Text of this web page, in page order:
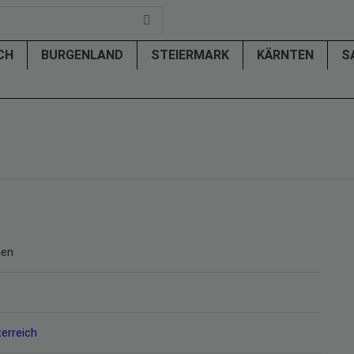
BURGENLAND STEIERMARK KÄRNTEN